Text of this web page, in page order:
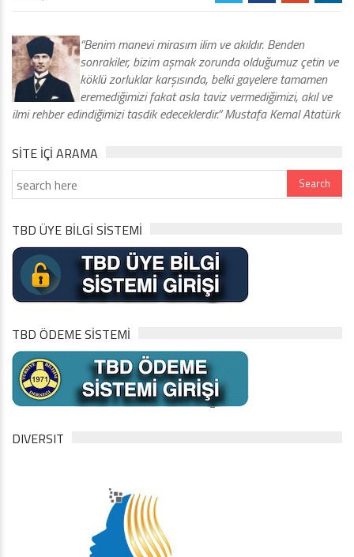
“Benim manevi mirasım ilim ve akıldır. Benden
sonrakiler, bizim aşmak zorunda olduğumuz çetin ve
köklü zorluklar karşısında, belki gayelere tamamen
eremediğimizi fakat asla taviz vermediğimizi, akıl ve
ilmi rehber edindiğimizi tasdik edeceklerdir.” Mustafa Kemal Atatürk
SITE IÇI ARAMA
TBD ÜYE BİLGİ SİSTEMİ
TBD ÖDEME SİSTEMİ
DIVERSIT